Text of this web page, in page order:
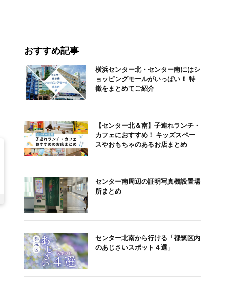
おすすめ記事
横浜センター北・センター南にはシ
ョッピングモールがいっぱい！ 特
徴をまとめてご紹介
【センター北＆南】子連れランチ・
カフェにおすすめ！ キッズスペー
スやおもちゃのあるお店まとめ
センター南周辺の証明写真機設置場
所まとめ
センター北南から行ける「都筑区内
のあじさいスポット４選」